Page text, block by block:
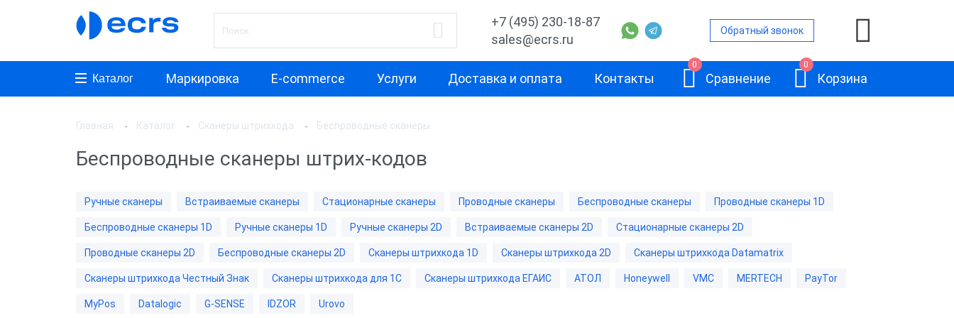
+7 (495) 230-18-87
sales@ecrs.ru
Обратный звонок
Каталог Маркировка E-commerce Услуги Доставка и оплата Контакты
0
Сравнение
0
Корзина
Производитель
АТОЛ
PayTor
MyPos
1D
Проводные сканеры
Проводные сканеры
Беспроводные сканеры
Главная Каталог Сканеры штрихкода Беспроводные сканеры
Беспроводные сканеры штрих-кодов
Ручные сканеры Встраиваемые сканеры Стационарные сканеры Проводные сканеры Беспроводные сканеры Проводные сканеры 1D
Беспроводные сканеры 1D Ручные сканеры 1D Ручные сканеры 2D Встраиваемые сканеры 2D Стационарные сканеры 2D
Проводные сканеры 2D Беспроводные сканеры 2D Сканеры штрихкода 1D Сканеры штрихкода 2D Сканеры штрихкода Datamatrix
Сканеры штрихкода Честный Знак Сканеры штрихкода для 1С Сканеры штрихкода ЕГАИС АТОЛ Honeywell VMC MERTECH PayTor
MyPos Datalogic G-SENSE IDZOR Urovo